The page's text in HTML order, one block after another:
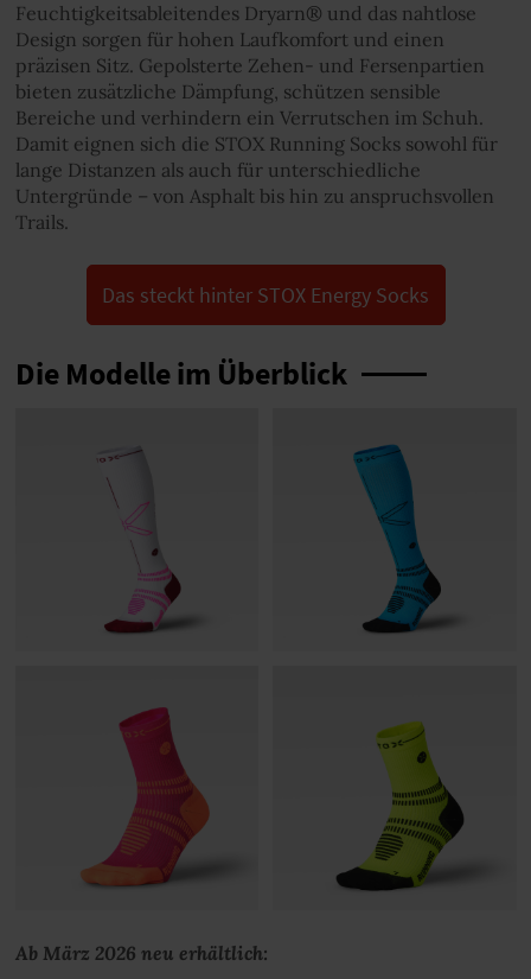
Feuchtigkeitsableitendes Dryarn® und das nahtlose
Design sorgen für hohen Laufkomfort und einen
präzisen Sitz. Gepolsterte Zehen- und Fersenpartien
bieten zusätzliche Dämpfung, schützen sensible
Bereiche und verhindern ein Verrutschen im Schuh.
Damit eignen sich die STOX Running Socks sowohl für
lange Distanzen als auch für unterschiedliche
Untergründe – von Asphalt bis hin zu anspruchsvollen
Trails.
Das steckt hinter STOX Energy Socks
Die Modelle im Überblick
Ab März 2026 neu erhältlich: